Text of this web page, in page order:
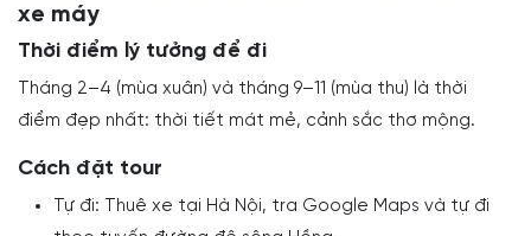
xe máy
Thời điểm lý tưởng để đi
Tháng 2–4 (mùa xuân) và tháng 9–11 (mùa thu) là thời
điểm đẹp nhất: thời tiết mát mẻ, cảnh sắc thơ mộng.
Cách đặt tour
Tự đi: Thuê xe tại Hà Nội, tra Google Maps và tự đi